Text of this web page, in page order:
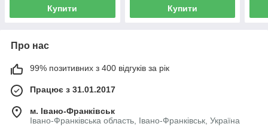
Купити Купити
Про нас
99% позитивних з 400 відгуків за рік
Працює з 31.01.2017
м. Івано-Франківськ
Івано-Франківська область, Івано-Франківськ, Україна